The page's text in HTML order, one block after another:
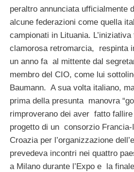
peraltro annunciata ufficialmente
alcune federazioni come quella
campionati in Lituania.
clamorosa retromarcia, respinta
un anno fa al mittente dal
membro del CIO, come lui
Baumann. A sua volta italiano,
prima della presunta manovra
rimproverano dei aver fatto
progetto di un consorzio Francia-
Croazia per l’organizzazione
prevedeva incontri nei quattro
a Milano durante l’Expo e la